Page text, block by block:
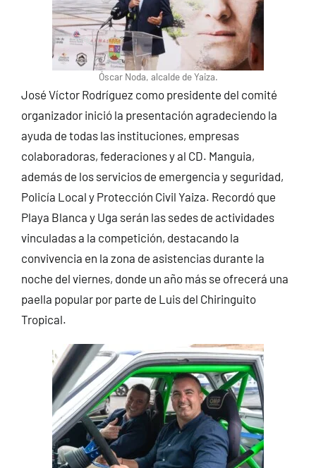
Óscar Noda, alcalde de Yaiza.
José Víctor Rodríguez como presidente del comité
organizador inició la presentación agradeciendo la
ayuda de todas las instituciones, empresas
colaboradoras, federaciones y al CD. Manguia,
además de los servicios de emergencia y seguridad,
Policía Local y Protección Civil Yaiza. Recordó que
Playa Blanca y Uga serán las sedes de actividades
vinculadas a la competición, destacando la
convivencia en la zona de asistencias durante la
noche del viernes, donde un año más se ofrecerá una
paella popular por parte de Luis del Chiringuito
Tropical.